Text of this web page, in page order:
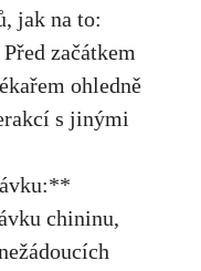
jak na to:
začátkem
ohledně
s jinými
chininu,